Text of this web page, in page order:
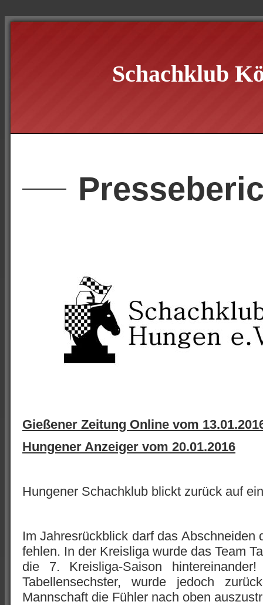
Schachklub
Gießener Zeitung Online vom
Hungener Anzeiger vom 20.01.2016
Hungener Schachklub blickt zurück auf
Im Jahresrückblick darf das Abschneiden
fehlen. In der Kreisliga wurde das Team
die 7. Kreisliga-Saison
Tabellensechster, wurde jedoch
Mannschaft die Fühler nach oben